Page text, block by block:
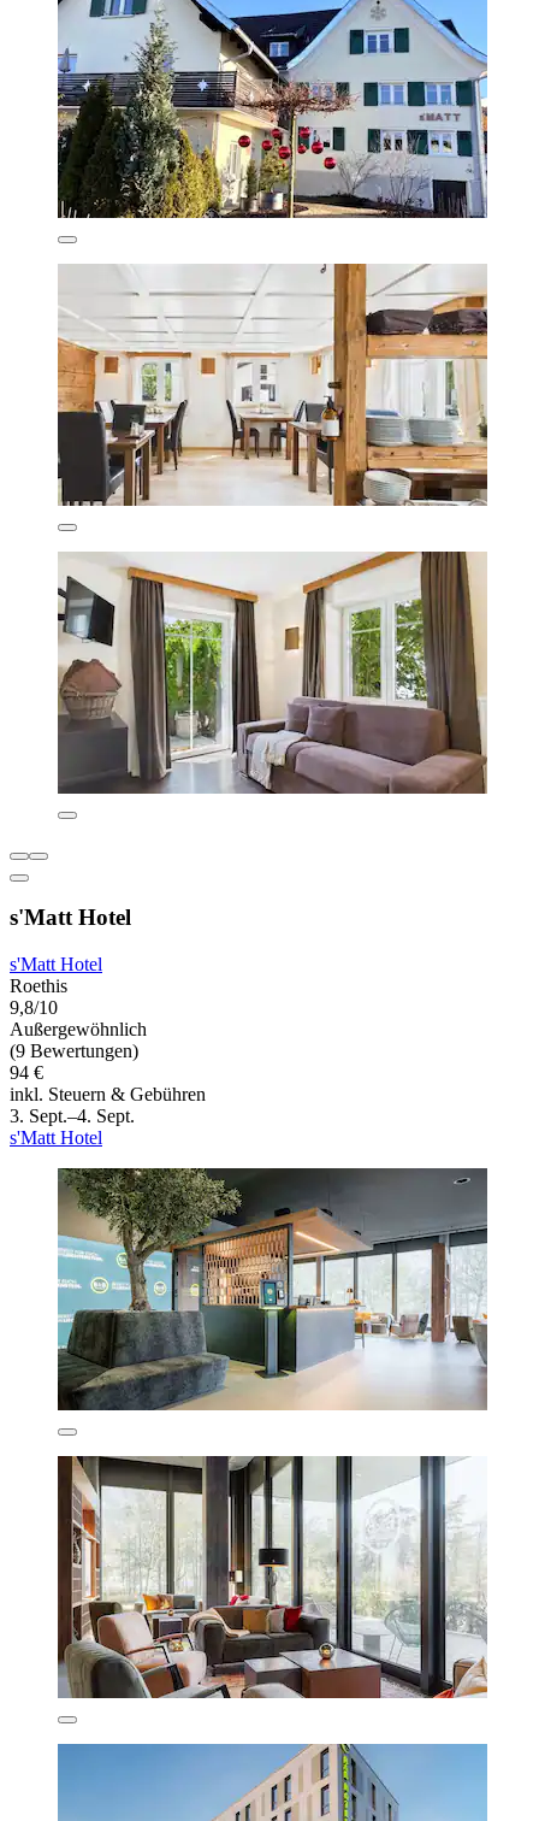
s'Matt Hotel
s'Matt Hotel
Roethis
9,8/10
Außergewöhnlich
(9 Bewertungen)
94 €
inkl. Steuern & Gebühren
3. Sept.–4. Sept.
s'Matt Hotel